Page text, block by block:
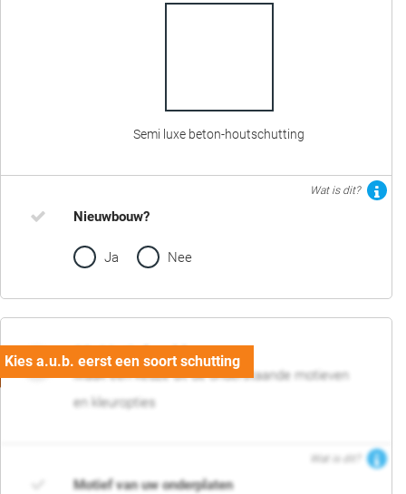
Semi luxe beton-houtschutting
Wat is dit?
Nieuwbouw?
Ja Nee
02. Motief en kleur
Maak een keuze uit de onderstaande motieven
en kleuropties
Wat is dit?
Motief van uw onderplaten